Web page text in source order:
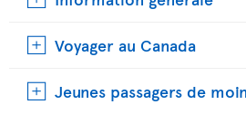
Voyager au Canada
Jeunes passagers de